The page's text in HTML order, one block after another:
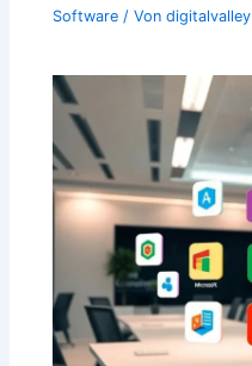
Software / Vondigitalvalley